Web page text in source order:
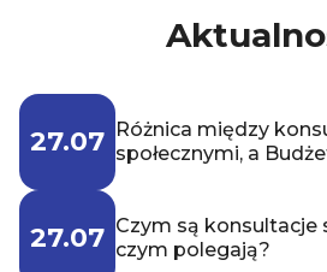
27.07 Różnica między
społecznymi, a
27.07 Czym są konsultacje
czym polegają?